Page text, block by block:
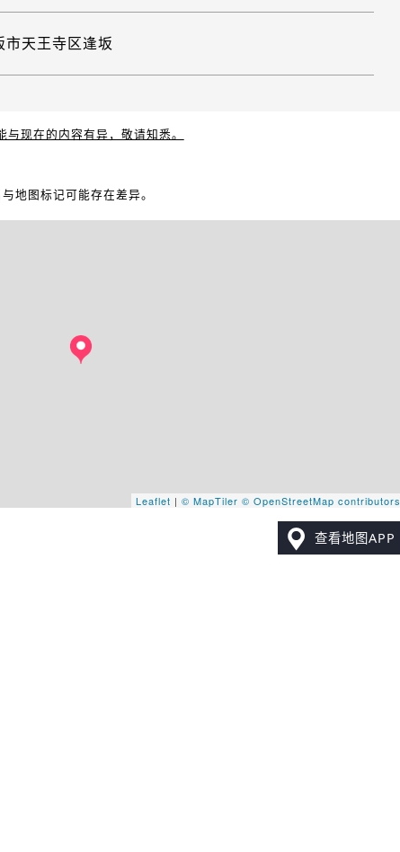
市天王寺区逢坂
现在的内容有异，敬请知悉。
地图标记可能存在差异。
Leaflet |© MapTiler © OpenStreetMap contributors
查看地图APP